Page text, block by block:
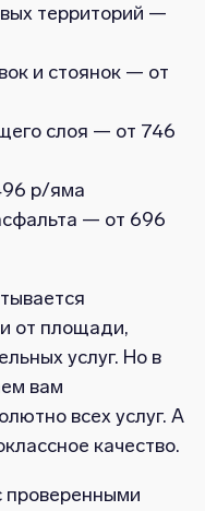
территорий —
и стоянок — от
слоя — от 746
р/яма
— от 696
от площади,
услуг. Но в
вам
всех услуг. А
качество.
проверенными